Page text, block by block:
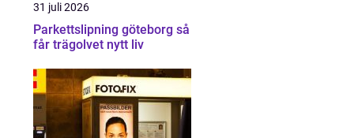
31 juli 2026
Parkettslipning göteborg så
får trägolvet nytt liv